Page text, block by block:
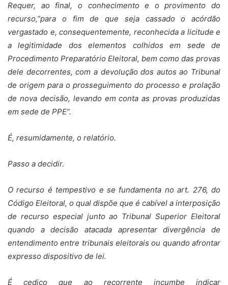
Requer, ao final, o conhecimento e o provimento do
recurso,”para o fim de que seja cassado o acórdão
vergastado e, consequentemente, reconhecida a licitude e
a legitimidade dos elementos colhidos em sede de
Procedimento Preparatório Eleitoral, bem como das provas
dele decorrentes, com a devolução dos autos ao Tribunal
de origem para o prosseguimento do processo e prolação
de nova decisão, levando em conta as provas produzidas
em sede de PPE”.
É, resumidamente, o relatório.
Passo a decidir.
O recurso é tempestivo e se fundamenta no art. 276, do
Código Eleitoral, o qual dispõe que é cabível a interposição
de recurso especial junto ao Tribunal Superior Eleitoral
quando a decisão atacada apresentar divergência de
entendimento entre tribunais eleitorais ou quando afrontar
expresso dispositivo de lei.
É cediço que ao recorrente incumbe indicar